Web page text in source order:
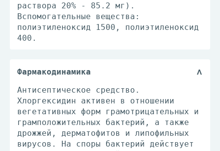
раствора 20% - 85.2 мг).
Вспомогательные вещества:
полиэтиленоксид 1500, полиэтиленоксид
400.
Фармакодинамика
Антисептическое средство.
Хлоргексидин активен в отношении
вегетативных форм грамотрицательных и
грамположительных бактерий, а также
дрожжей, дерматофитов и липофильных
вирусов. На споры бактерий действует